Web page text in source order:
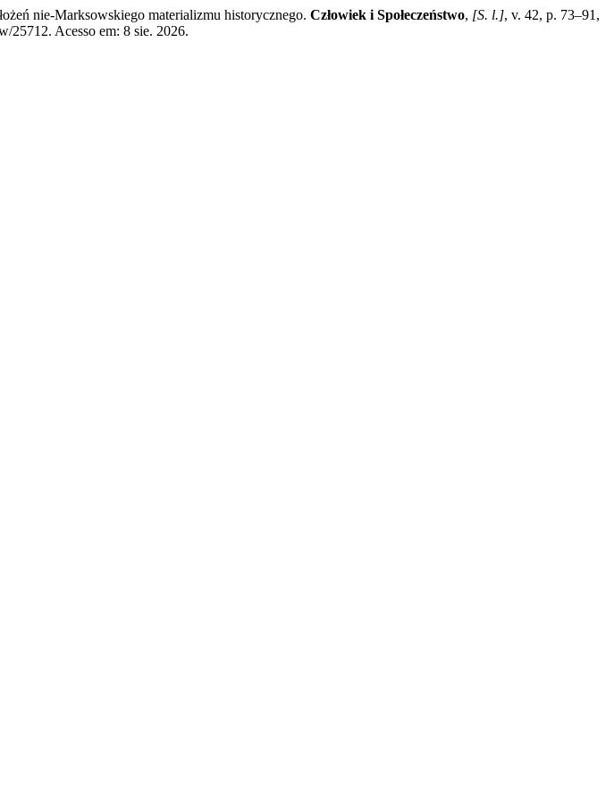
nie-Marksowskiego materializmu historycznego. Człowiek i Społeczeństwo, [S. l.], v. 42, p. 73–91,
25712. Acesso em: 8 sie. 2026.